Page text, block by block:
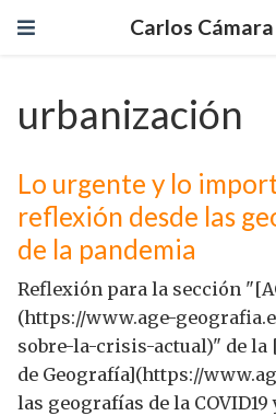
Carlos
urbanización
Lo urgente y lo
reflexión desde las
de la pandemia
Reflexión para la sección
(https://www.age-
sobre-la-crisis-actual)" de la
de Geografía](https://
las geografías de la COVID19